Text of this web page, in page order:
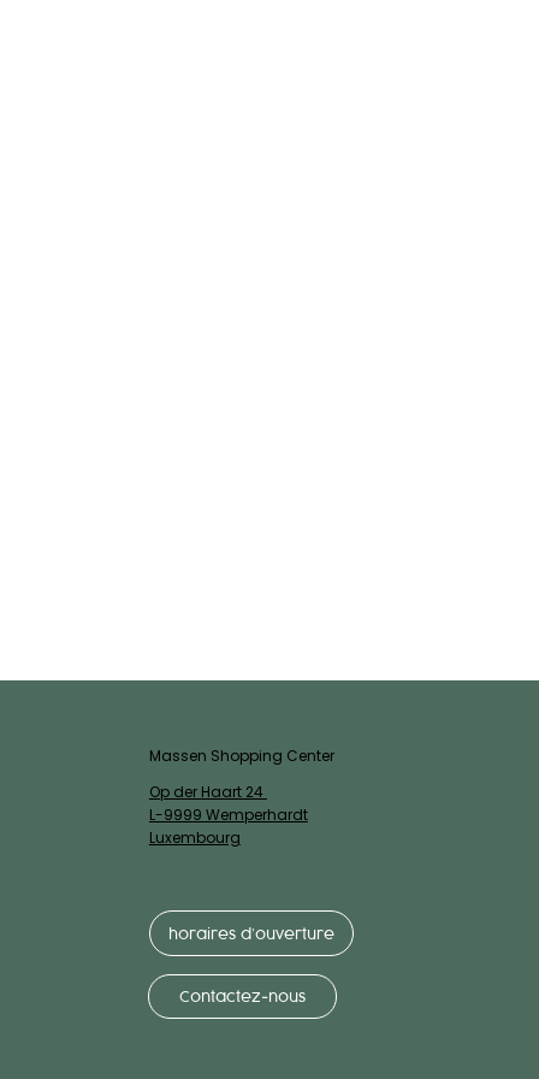
Massen Shopping Center
Op der Haart 24
L-9999 Wemperhardt
Luxembourg
horaires d’ouverture
Contactez-nous